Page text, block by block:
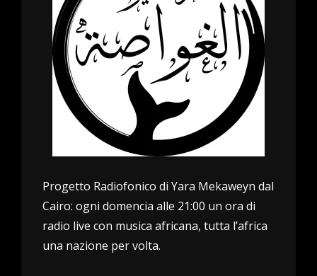
Progetto Radiofonico di Yara Mekaweyn dal
Cairo: ogni domencia alle 21:00 un ora di
radio live con musica africana, tutta l’africa
una nazione per volta.